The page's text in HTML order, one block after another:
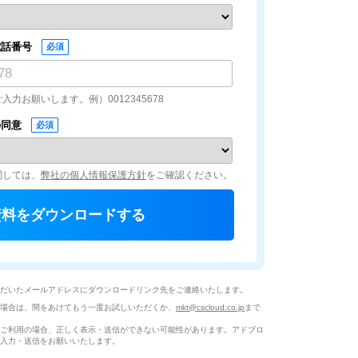
番号
力お願いします。例）0012345678
意
ては、 弊社の個人情報保護方針をご確認ください。
いたメールアドレスにダウンロードリンク先をご連絡いたします。
合は、間をあけてもう一度お試しいただくか、mkt@cscloud.co.jp まで
利用の場合、正しく表示・送信ができない可能性があります。アドブロ
力・送信をお願いいたします。